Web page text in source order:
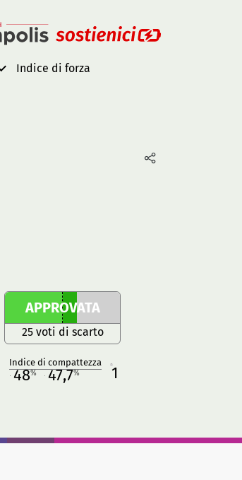
Indice di forza
APPROVATA
25 voti di scarto
Indice di compattezza
48% 47,7% 1